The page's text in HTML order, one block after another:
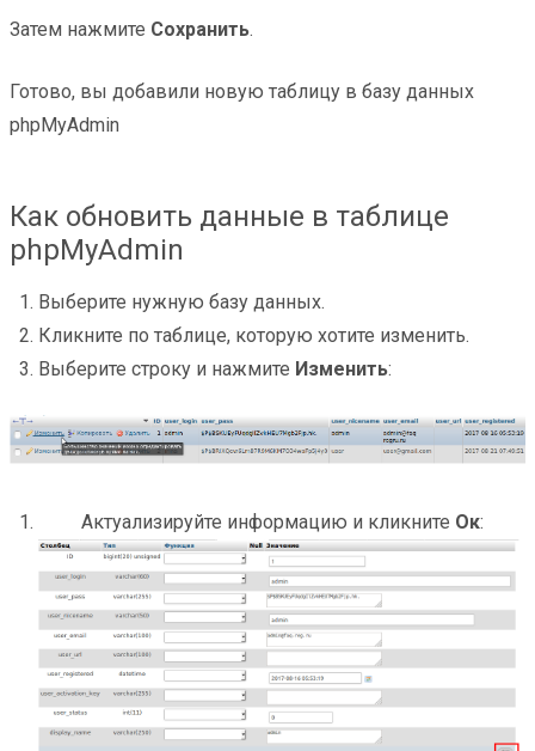
Затем нажмите Сохранить.
Готово, вы добавили новую таблицу в базу данных
phpMyAdmin
Как обновить данные в таблице
phpMyAdmin
Выберите нужную базу данных.
Кликните по таблице, которую хотите изменить.
Выберите строку и нажмите Изменить:
Актуализируйте информацию и кликните Ок: